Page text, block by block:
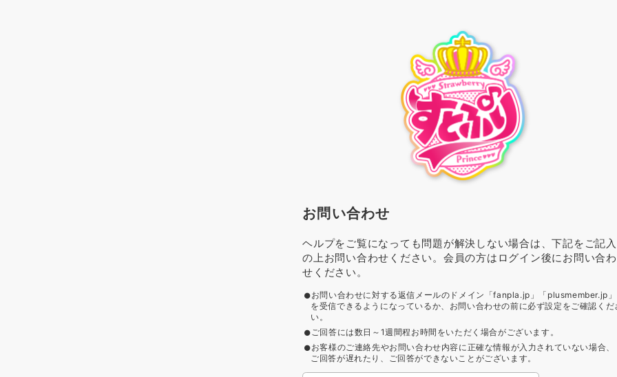
お問い合わせ
ヘルプをご覧になっても問題が解決しない場合は、下記をご記入
の上お問い合わせください。会員の方はログイン後にお問い合わ
せください。
お問い合わせに対する返信メールのドメイン「fanpla.jp」「plusmember.jp」
を受信できるようになっているか、お問い合わせの前に必ず設定をご確認くだ
い。
ご回答には数日～1週間程お時間をいただく場合がございます。
お客様のご連絡先やお問い合わせ内容に正確な情報が入力されていない場合、
ご回答が遅れたり、ご回答ができないことがございます。